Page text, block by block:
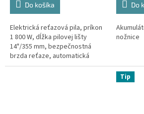
Do košíka
Elektrická reťazová pila, príkon
1 800 W, dĺžka pilovej lišty
14"/355 mm, bezpečnostná
brzda reťaze, automatická
olejová pumpa, delenie reťaze
Do
nožnice
Tip